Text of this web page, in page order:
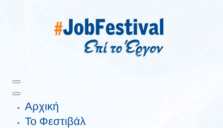
Αρχική
Το Φεστιβάλ